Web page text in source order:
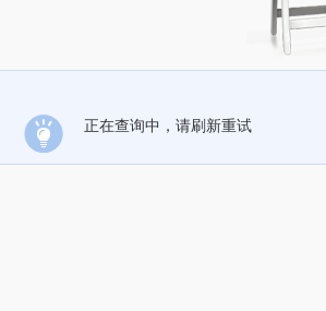
正在查询中，请刷新重试